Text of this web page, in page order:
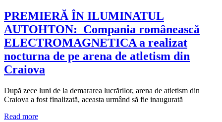
PREMIERĂ ÎN ILUMINATUL
AUTOHTON: Compania românească
ELECTROMAGNETICA a realizat
nocturna de pe arena de atletism din
Craiova
După zece luni de la demararea lucrărilor, arena de atletism din
Craiova a fost finalizată, aceasta urmând să fie inaugurată
Read more